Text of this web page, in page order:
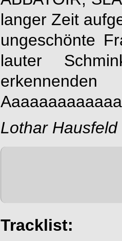
langer Zeit
ungeschönte
lauter
Lothar Hausfeld
Tracklist: